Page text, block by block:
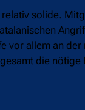
solide.
vor allem an
die